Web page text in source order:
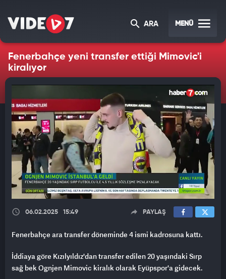
ARA MENÜ
Fenerbahçe yeni transfer ettiği Mimovic'i
kiralıyor
06.02.2025 15:49 PAYLAŞ
Fenerbahçe ara transfer döneminde 4 ismi kadrosuna kattı.
İddiaya göre Kızılyıldız'dan transfer edilen 20 yaşındaki Sırp
sağ bek Ognjen Mimovic kiralık olarak Eyüpspor'a gidecek.